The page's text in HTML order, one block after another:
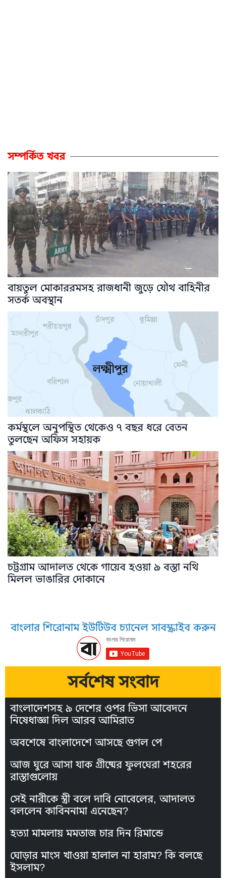
সম্পর্কিত খবর
বায়তুল মোকাররমসহ রাজধানী জুড়ে যৌথ বাহিনীর
সতর্ক অবস্থান
কর্মস্থলে অনুপস্থিত থেকেও ৭ বছর ধরে বেতন
তুলছেন অফিস সহায়ক
চট্টগ্রাম আদালত থেকে গায়েব হওয়া ৯ বস্তা নথি
মিলল ভাঙারির দোকানে
বাংলার শিরোনাম ইউটিউব চ্যানেল সাবস্ক্রাইব করুন
সর্বশেষ সংবাদ
বাংলাদেশসহ ৯ দেশের ওপর ভিসা আবেদনে
নিষেধাজ্ঞা দিল আরব আমিরাত
অবশেষে বাংলাদেশে আসছে গুগল পে
আজ ঘুরে আসা যাক গ্রীষ্মের ফুলঘেরা শহরের
রাস্তাগুলোয়
সেই নারীকে স্ত্রী বলে দাবি নোবেলের, আদালত
বললেন কাবিননামা এনেছেন?
হত্যা মামলায় মমতাজ চার দিন রিমান্ডে
ঘোড়ার মাংস খাওয়া হালাল না হারাম? কি বলছে
ইসলাম?